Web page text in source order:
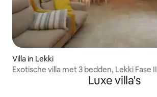
Villa in Lekki
Exotische villa met 3 bedden, Lekki Fase II
Luxe villa's